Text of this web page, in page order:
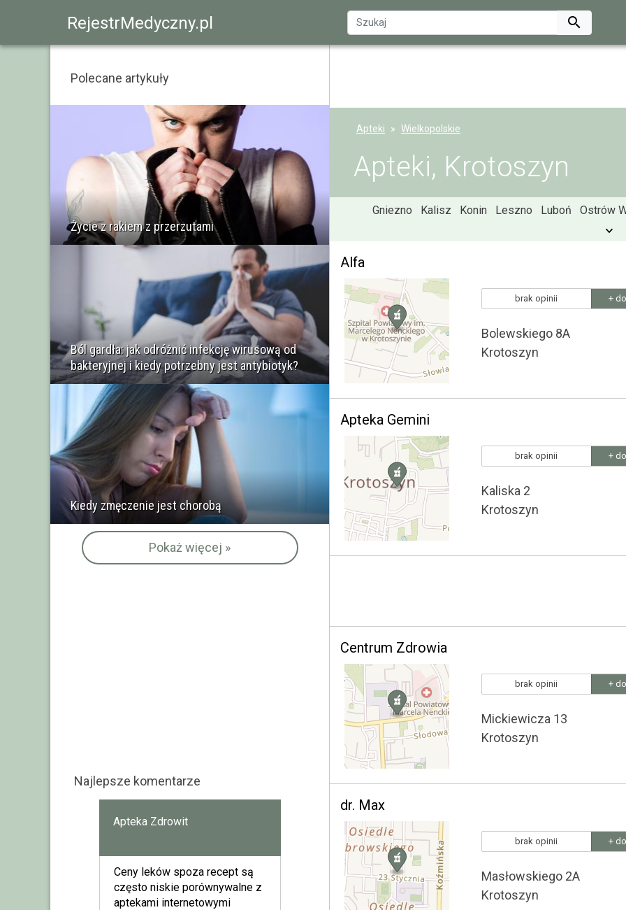
RejestrMedyczny.pl 
Apteki Wielkopolskie
Apteki, Krotoszyn
Gniezno Kalisz Konin Leszno Luboń Ostrów
Alfa
brak opinii +
Bolewskiego 8A
Krotoszyn
Apteka Gemini
brak opinii +
Kaliska 2
Krotoszyn
Centrum Zdrowia
brak opinii +
Mickiewicza 13
Krotoszyn
dr. Max
brak opinii +
Masłowskiego 2A
Krotoszyn
Polecane artykuły
Życie z rakiem z przerzutami
Ból gardła: jak odróżnić infekcję wirusową od
bakteryjnej i kiedy potrzebny jest antybiotyk?
Kiedy zmęczenie jest chorobą
Pokaż więcej »
Najlepsze komentarze
Apteka Zdrowit
Ceny leków spoza recept są
często niskie porównywalne z
aptekami internetowymi